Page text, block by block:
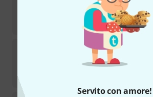
Servito con amore!
17
Disponibile
199
beyerdynamicHeadphone
142
Disponibile